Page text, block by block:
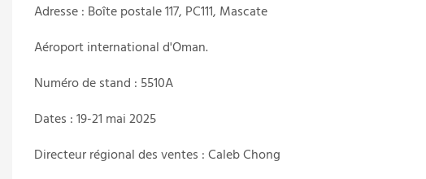
Adresse : Boîte postale 117, PC111, Mascate
Aéroport international d'Oman.
Numéro de stand : 5510A
Dates : 19-21 mai 2025
Directeur régional des ventes : Caleb Chong